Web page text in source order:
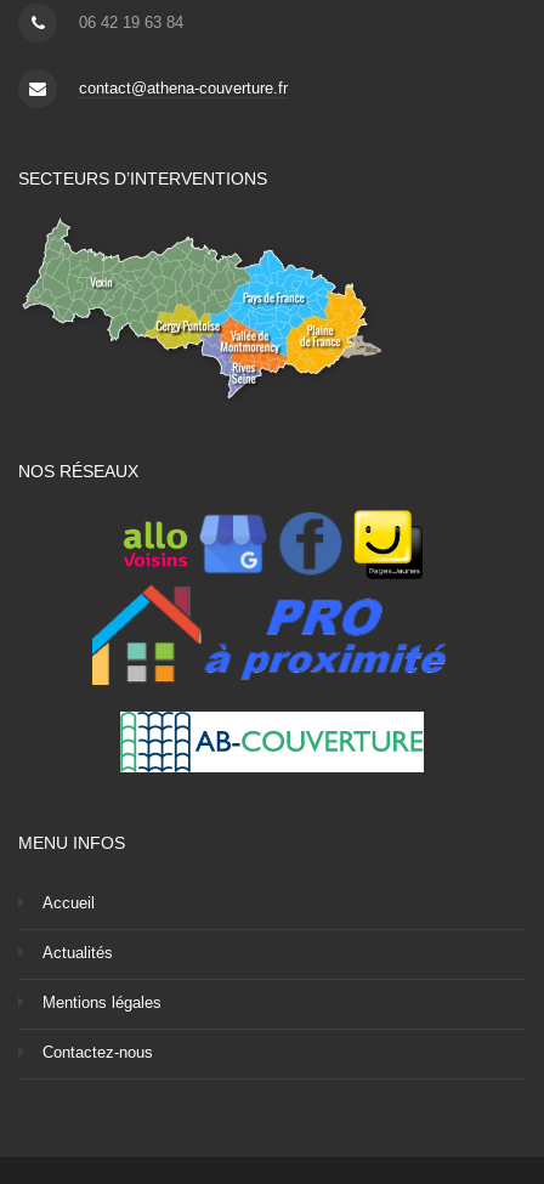
06 42 19 63 84
contact@athena-couverture.fr
SECTEURS D’INTERVENTIONS
NOS RÉSEAUX
MENU INFOS
Accueil
Actualités
Mentions légales
Contactez-nous